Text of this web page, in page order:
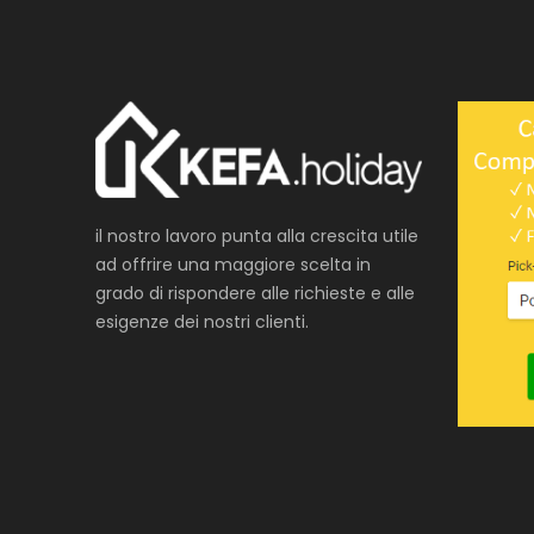
il nostro lavoro punta alla crescita utile
ad offrire una maggiore scelta in
grado di rispondere alle richieste e alle
esigenze dei nostri clienti.